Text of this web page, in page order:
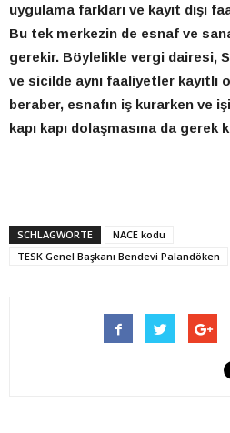
uygulama farkları ve kayıt dışı
Bu tek merkezin de esnaf ve
gerekir. Böylelikle vergi dairesi,
ve sicilde aynı faaliyetler kayıtlı
beraber, esnafın iş kurarken ve
kapı kapı dolaşmasına da gerek
SCHLAGWORTE
NACE kodu
TESK Genel Başkanı Bendevi Palandöken